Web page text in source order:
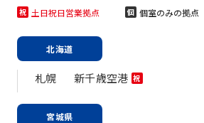
祝 土日祝日営業拠点 個 個室のみの拠点
北海道
札幌 新千歳空港 祝
宮城県